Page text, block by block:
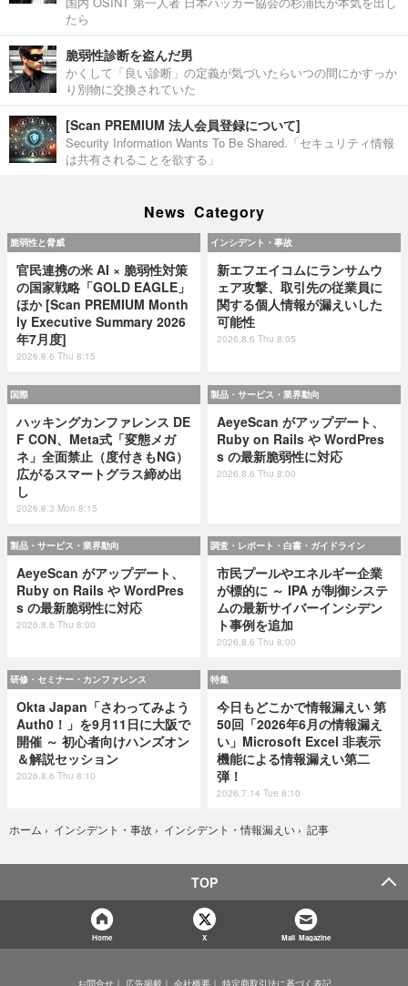
たら
脆弱性診断を盗んだ男
かくして「良い診断」の定義が気づいたらいつの間にかすっか
り別物に交換されていた
[Scan PREMIUM 法人会員登録について]
Security Information Wants To Be Shared.「セキュリティ情報
は共有されることを欲する」
News Category
脆弱性と脅威
官民連携の米 AI × 脆弱性対策
の国家戦略「GOLD EAGLE」
ほか [Scan PREMIUM Month
ly Executive Summary 2026
年7月度]
2026.8.6 Thu 8:15
インシデント・事故
新エフエイコムにランサムウ
ェア攻撃、取引先の従業員に
関する個人情報が漏えいした
可能性
2026.8.6 Thu 8:05
国際
ハッキングカンファレンス DE
F CON、Meta式「変態メガ
ネ」全面禁止（度付きもNG）
広がるスマートグラス締め出
し
2026.8.3 Mon 8:15
製品・サービス・業界動向
AeyeScan がアップデート、
Ruby on Rails や WordPres
s の最新脆弱性に対応
2026.8.6 Thu 8:00
製品・サービス・業界動向
AeyeScan がアップデート、
Ruby on Rails や WordPres
s の最新脆弱性に対応
2026.8.6 Thu 8:00
調査・レポート・白書・ガイドライン
市民プールやエネルギー企業
が標的に ～ IPA が制御システ
ムの最新サイバーインシデン
ト事例を追加
2026.8.6 Thu 8:00
研修・セミナー・カンファレンス
Okta Japan「さわってみよう
Auth0！」を9月11日に大阪で
開催 ～ 初心者向けハンズオン
＆解説セッション
2026.8.6 Thu 8:10
特集
今日もどこかで情報漏えい 第
50回「2026年6月の情報漏え
い」Microsoft Excel 非表示
機能による情報漏えい第二
弾！
2026.7.14 Tue 8:10
ホーム › インシデント・事故 › インシデント・情報漏えい › 記事
TOP
Home X Mail Magazine